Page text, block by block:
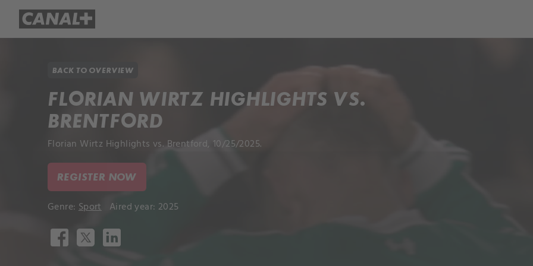
BACK TO OVERVIEW
FLORIAN WIRTZ HIGHLIGHTS VS.
BRENTFORD
Florian Wirtz Highlights vs. Brentford, 10/25/2025.
REGISTER NOW
Genre: Sport Aired year: 2025